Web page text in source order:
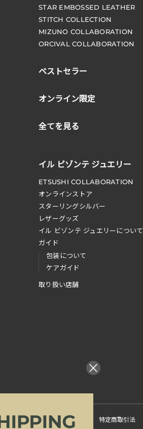
STAR EMBOSSED LEATHER
STITCH COLLECTION
MIZUNO COLLABORATION
ORCIVAL COLLABORATION
ベストセラー
オンライン限定
全てを見る
イル ビゾンテ ジュエリー
ETSUSHI COLLABORATION
オンラインストア
スターリングシルバー
レザーグッズ
イル ビゾンテ ジュエリーについて
ガイド
包装について
ケアガイド
取り扱い店舗
ご利用ガイド よくある質問 特定商取引法